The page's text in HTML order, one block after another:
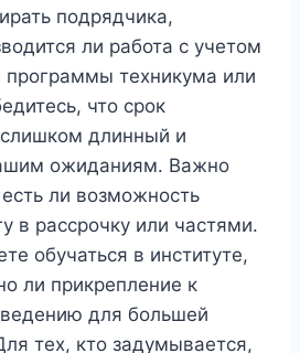
подрядчика,
ли работа с учетом
программы техникума или
что срок
слишком длинный и
ожиданиям. Важно
ли возможность
в рассрочку или частями.
обучаться в институте,
ли прикрепление к
для большей
тех, кто задумывается,